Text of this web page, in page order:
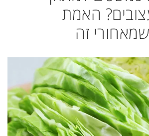
האמת
זה